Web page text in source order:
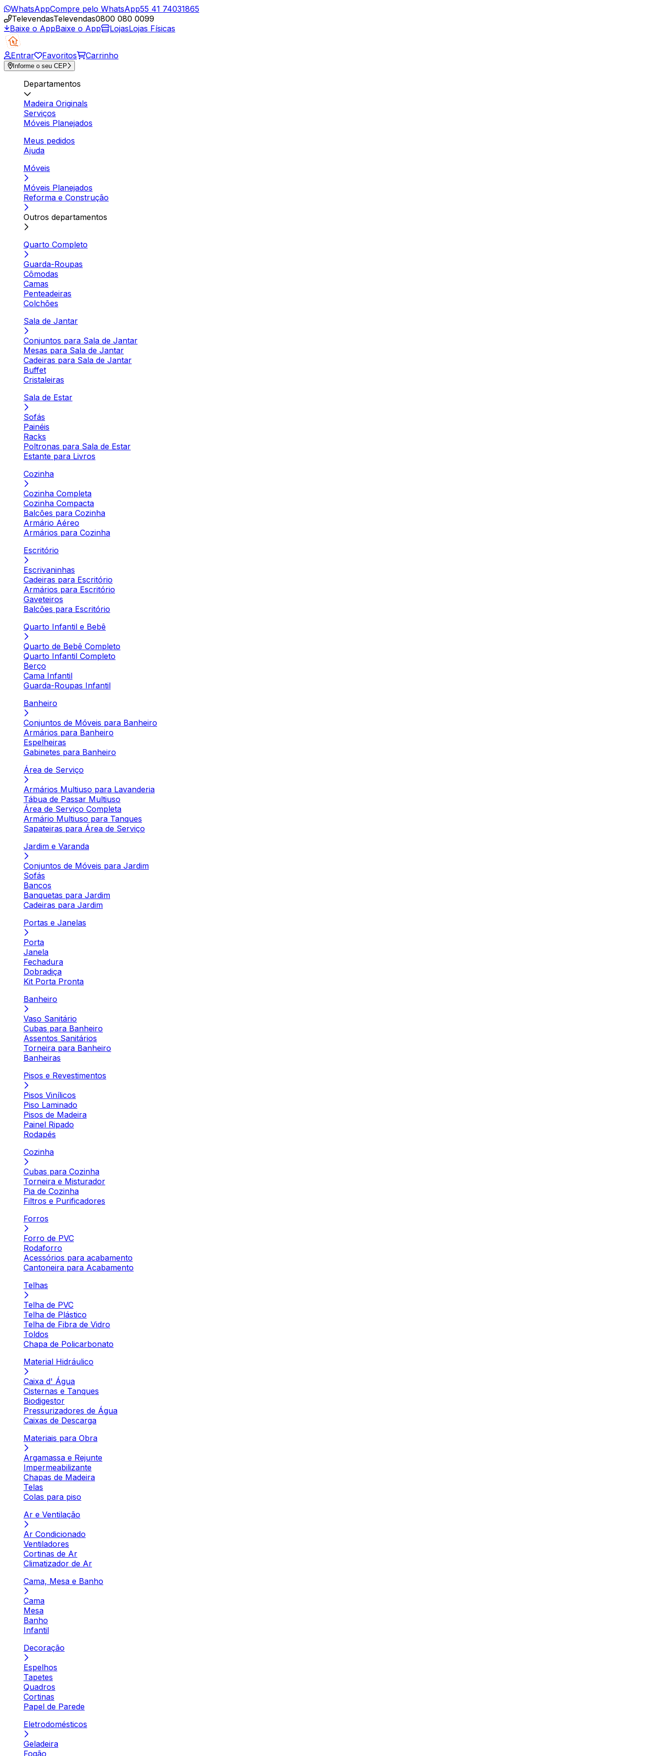
WhatsAppCompre pelo WhatsApp55 41 74031865
TelevendasTelevendas0800 080 0099
Baixe o AppBaixe o App LojasLojas Físicas
Entrar Favoritos Carrinho
Informe o seu CEP
Departamentos
Madeira Originals
Serviços
Móveis Planejados
Meus pedidos
Ajuda
Móveis
Móveis Planejados
Reforma e Construção
Outros departamentos
Quarto Completo
Guarda-Roupas
Cômodas
Camas
Penteadeiras
Colchões
Sala de Jantar
Conjuntos para Sala de Jantar
Mesas para Sala de Jantar
Cadeiras para Sala de Jantar
Buffet
Cristaleiras
Sala de Estar
Sofás
Painéis
Racks
Poltronas para Sala de Estar
Estante para Livros
Cozinha
Cozinha Completa
Cozinha Compacta
Balcões para Cozinha
Armário Aéreo
Armários para Cozinha
Escritório
Escrivaninhas
Cadeiras para Escritório
Armários para Escritório
Gaveteiros
Balcões para Escritório
Quarto Infantil e Bebê
Quarto de Bebê Completo
Quarto Infantil Completo
Berço
Cama Infantil
Guarda-Roupas Infantil
Banheiro
Conjuntos de Móveis para Banheiro
Armários para Banheiro
Espelheiras
Gabinetes para Banheiro
Área de Serviço
Armários Multiuso para Lavanderia
Tábua de Passar Multiuso
Área de Serviço Completa
Armário Multiuso para Tanques
Sapateiras para Área de Serviço
Jardim e Varanda
Conjuntos de Móveis para Jardim
Sofás
Bancos
Banquetas para Jardim
Cadeiras para Jardim
Portas e Janelas
Porta
Janela
Fechadura
Dobradiça
Kit Porta Pronta
Banheiro
Vaso Sanitário
Cubas para Banheiro
Assentos Sanitários
Torneira para Banheiro
Banheiras
Pisos e Revestimentos
Pisos Vinílicos
Piso Laminado
Pisos de Madeira
Painel Ripado
Rodapés
Cozinha
Cubas para Cozinha
Torneira e Misturador
Pia de Cozinha
Filtros e Purificadores
Forros
Forro de PVC
Rodaforro
Acessórios para acabamento
Cantoneira para Acabamento
Telhas
Telha de PVC
Telha de Plástico
Telha de Fibra de Vidro
Toldos
Chapa de Policarbonato
Material Hidráulico
Caixa d' Água
Cisternas e Tanques
Biodigestor
Pressurizadores de Água
Caixas de Descarga
Materiais para Obra
Argamassa e Rejunte
Impermeabilizante
Chapas de Madeira
Telas
Colas para piso
Ar e Ventilação
Ar Condicionado
Ventiladores
Cortinas de Ar
Climatizador de Ar
Cama, Mesa e Banho
Cama
Mesa
Banho
Infantil
Decoração
Espelhos
Tapetes
Quadros
Cortinas
Papel de Parede
Eletrodomésticos
Geladeira
Fogão